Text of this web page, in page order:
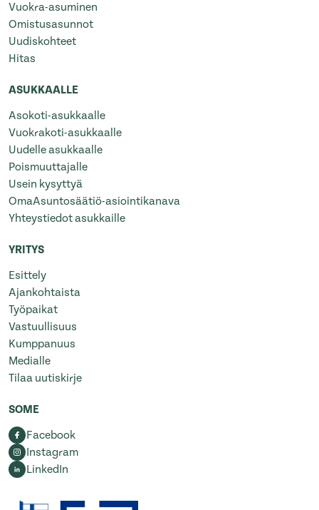
Vuokra-asuminen
Omistusasunnot
Uudiskohteet
Hitas
ASUKKAALLE
Asokoti-asukkaalle
Vuokrakoti-asukkaalle
Uudelle asukkaalle
Poismuuttajalle
Usein kysyttyä
OmaAsuntosäätiö-asiointikanava
Yhteystiedot asukkaille
YRITYS
Esittely
Ajankohtaista
Työpaikat
Vastuullisuus
Kumppanuus
Medialle
Tilaa uutiskirje
SOME
Facebook
Instagram
LinkedIn